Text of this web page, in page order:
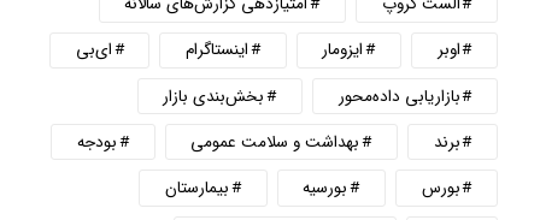
اوبر
ایزومار اینستاگرام
ای‌بی
بازاریابی داده‌محور
بخش‌بندی بازار
برند
بهداشت و سلامت عمومی
بودجه
بورس
بورسیه
بیمارستان